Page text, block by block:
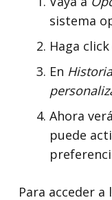
sistema
Haga click
En
Ahora
puede
Para acceder